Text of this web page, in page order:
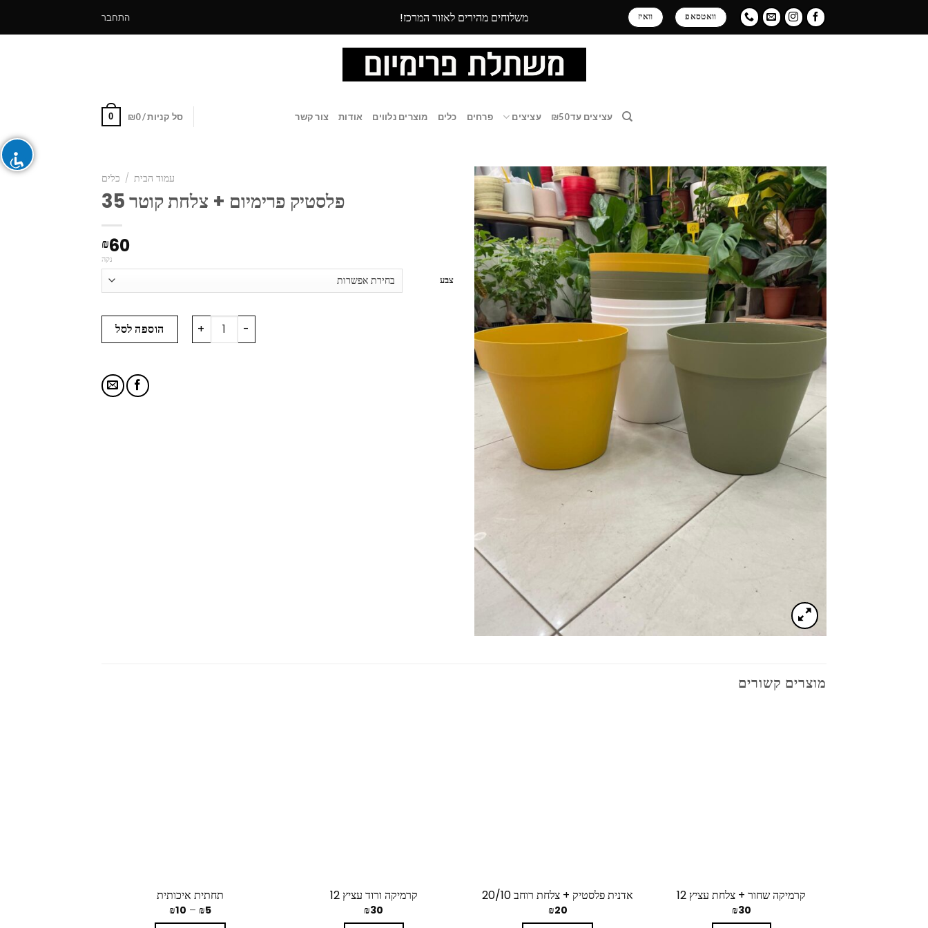
וואטסאפ וואיז משלוחים מהירים לאזור המרכז! התחבר
עציצים עד ₪50 עציצים פרחים כלים מוצרים נלווים אודות צור קשר סל קניות / ₪0
0
עמוד הבית / כלים
פלסטיק פרימיום + צלחת קוטר 35
₪60
צבע
נקה
כמות של פלסטיק פרימיום + צלחת קוטר 35
הוספה לסל
מוצרים קשורים
קרמיקה שחור + צלחת עציץ 12
₪30
אדנית פלסטיק + צלחת רוחב 20/10
₪20
קרמיקה ורוד עציץ 12
₪30
תחתית איכותית
₪5
–
₪10